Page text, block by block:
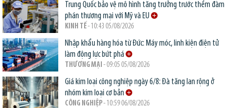
Trung Quốc bảo vệ mô hình tăng trưởng trước thềm đàm
phán thương mại với Mỹ và EU
KINH TẾ- 10:43 05/08/2026
Nhập khẩu hàng hóa từ Đức: Máy móc, linh kiện điện tử
làm động lực bứt phá
THƯƠNG MẠI - 09:05 05/08/2026
Giá kim loại công nghiệp ngày 6/8: Đà tăng lan rộng ở
nhóm kim loại cơ bản
CÔNG NGHIỆP- 10:59 06/08/2026